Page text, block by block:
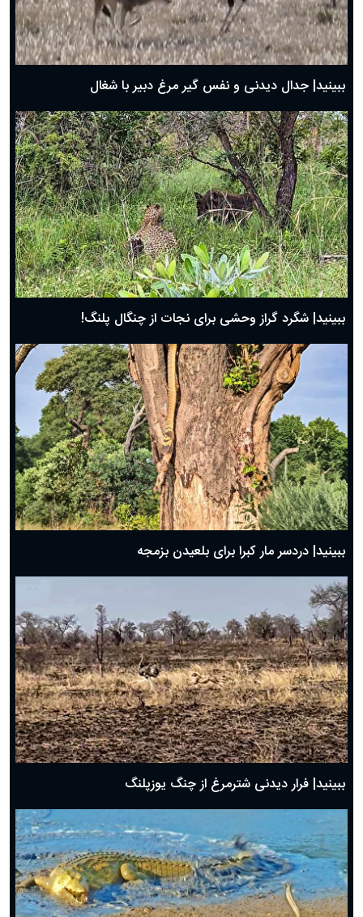
دعای روز اول ماه مبارک رمضان، ۳۰ بهمن ۱۴۰۴
حضرت زینب(س) چگونه از دنیا رفت؟
بهترین پیامک تبریک روز پدر ۱۴۰۴؛ جملات زیبا و صمیمانه
ببینید| جدال دیدنی و نفس گیر مرغ دبیر با شغال
ببینید| شگرد گراز وحشی برای نجات از چنگال پلنگ!
ببینید| دردسر مار کبرا برای بلعیدن بزمجه
ببینید| فرار دیدنی شترمرغ از چنگ یوزپلنگ